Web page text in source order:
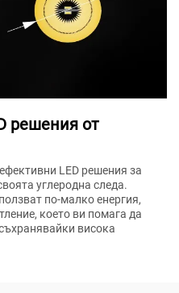
решения от
LED решения за
углеродна следа.
по-малко енергия,
което ви помага да
висока